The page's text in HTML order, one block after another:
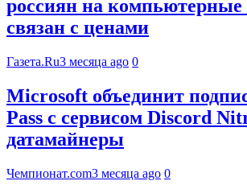
россиян на
связан с ценами
Газета.Ru3 месяца ago 0
Microsoft объединит
Pass с сервисом Discord
датамайнеры
Чемпионат.com3 месяца ago 0